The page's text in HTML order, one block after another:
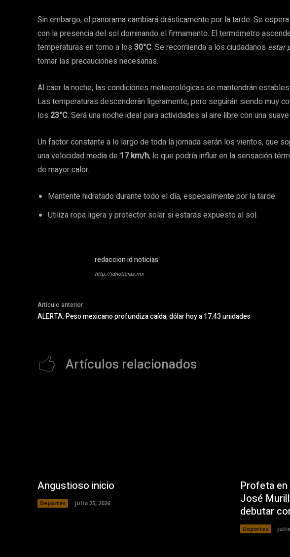
Sin embargo, el panorama cambiará drásticamente por la tarde. Se
con la presencia del sol dominando el firmamento. El termómetro
temperaturas en torno a los 30°C. Se recomienda a los ciudadanos estar
tomar las precauciones necesarias.
Al caer la noche, las condiciones meteorológicas se mantendrán
Las temperaturas descenderán ligeramente, pero seguirán siendo muy
los 23°C. Será una noche ideal para actividades al aire libre con una
Un factor constante a lo largo de toda la jornada serán los vientos, que
una velocidad media de 17 km/h, lo que podría influir en la sensación
de mayor calor.
Mantente hidratado durante todo el día, especialmente por la tarde.
Utiliza ropa ligera y protector solar si estarás expuesto al sol.
redaccion id noticias
http://idnoticias.mx
Artículo anterior
ALERTA: Peso mexicano profundiza caída; dólar hoy a 17.43 unidades
Artículos relacionados
Angustioso inicio
Deportes julio 25, 2026
Profeta
José
debutar
Deportes julio